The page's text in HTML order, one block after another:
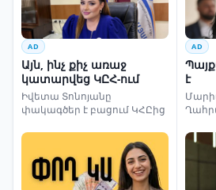
AD
Այն, ինչ քիչ առաջ
կատարվեց ԿԸՀ-ում
Իվետա Տոնոյանը
փակագծեր է բացում ԿՀԸից
AD
է